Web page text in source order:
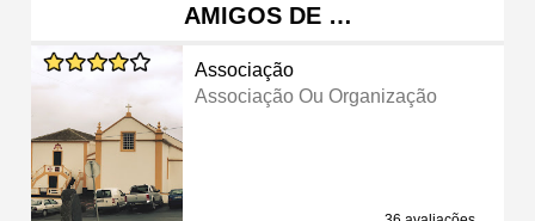
AMIGOS DE …
Associação
Associação Ou Organização